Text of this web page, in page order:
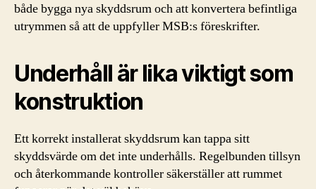
både bygga nya skyddsrum och att konvertera befintliga
utrymmen så att de uppfyller MSB:s föreskrifter.
Underhåll är lika viktigt som
konstruktion
Ett korrekt installerat skyddsrum kan tappa sitt
skyddsvärde om det inte underhålls. Regelbunden tillsyn
och återkommande kontroller säkerställer att rummet